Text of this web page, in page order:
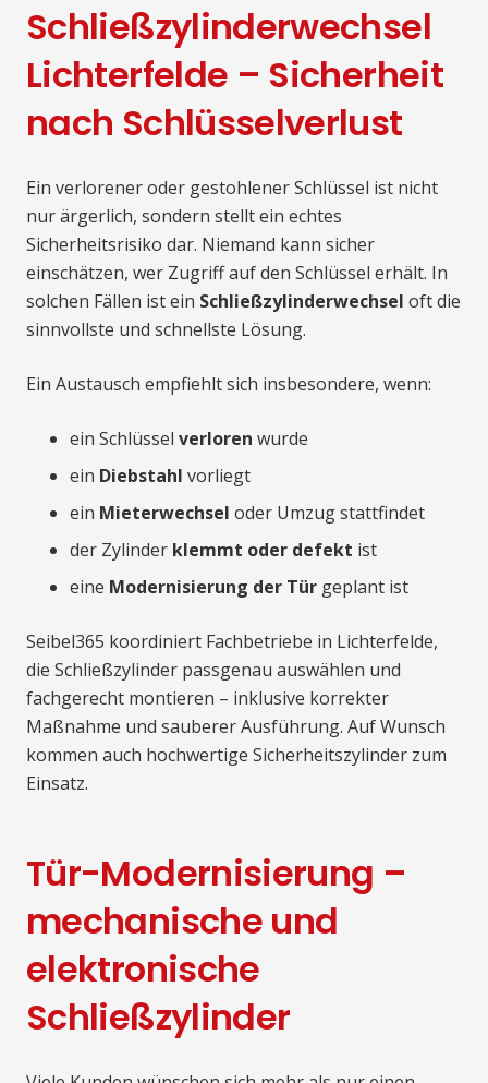
Schließzylinderwechsel
Lichterfelde – Sicherheit
nach Schlüsselverlust
Ein verlorener oder gestohlener Schlüssel ist nicht
nur ärgerlich, sondern stellt ein echtes
Sicherheitsrisiko dar. Niemand kann sicher
einschätzen, wer Zugriff auf den Schlüssel erhält. In
solchen Fällen ist ein Schließzylinderwechsel oft die
sinnvollste und schnellste Lösung.
Ein Austausch empfiehlt sich insbesondere, wenn:
ein Schlüssel verloren wurde
ein Diebstahl vorliegt
ein Mieterwechsel oder Umzug stattfindet
der Zylinder klemmt oder defekt ist
eine Modernisierung der Tür geplant ist
Seibel365 koordiniert Fachbetriebe in Lichterfelde,
die Schließzylinder passgenau auswählen und
fachgerecht montieren – inklusive korrekter
Maßnahme und sauberer Ausführung. Auf Wunsch
kommen auch hochwertige Sicherheitszylinder zum
Einsatz.
Tür-Modernisierung –
mechanische und
elektronische
Schließzylinder